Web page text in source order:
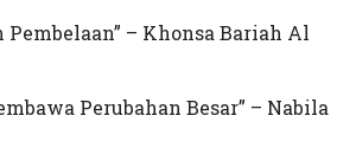
Pembelaan” – Khonsa Bariah Al
Perubahan Besar” – Nabila